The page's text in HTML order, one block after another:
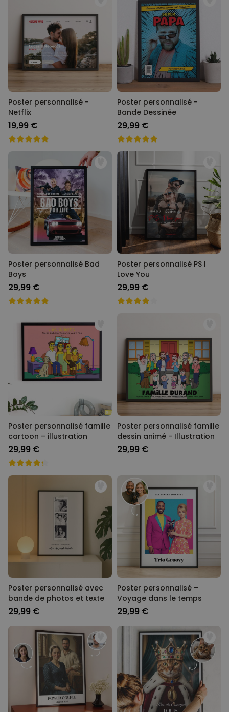
Personnalisable
Peignoir personnalisé avec
texte et couronne de laurier
plus de 0
exemplaires
vendus
39,99 €
Personnalisable
Porte-clés mural personnalisé
avec photo et texte
plus de 3.000
exemplaires
Coffret cadeau coquetiers et
tasse à espresso lot de 2
exemplaires
vendus
47,57 €
Poster personnalisé -
Netflix
19,99 €
Poster personnalisé -
Bande Dessinée
29,99 €
Poster personnalisé Bad
Boys
29,99 €
Poster personnalisé PS I
Love You
29,99 €
Poster personnalisé famille
cartoon – illustration
29,99 €
Poster personnalisé famille
dessin animé - Illustration
29,99 €
Poster personnalisé avec
bande de photos et texte
29,99 €
Poster personnalisé –
Voyage dans le temps
29,99 €